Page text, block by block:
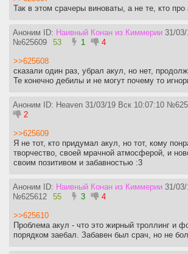
Так в этом срачеры виноваты, а не те, кто про
Аноним ID: Наивный Конан из Киммерии 31/
№625609 53 1 4
>>625608
сказали один раз, убрал акул, но нет,
Те конечно дебилы и не могут почему то
Аноним ID: Heaven 31/03/19 Вск 10:07:10 №
2
>>625609
Я не тот, кто придумал акул, но тот, кому
творчество, своей мрачной атмосферой, и
своим позитивом и забавностью :3
Аноним ID: Наивный Конан из Киммерии 31/
№625612 55 3 4
>>625610
Проблема акул - что это жирный троллинг и
порядком заебал. Забавен был срач, но не